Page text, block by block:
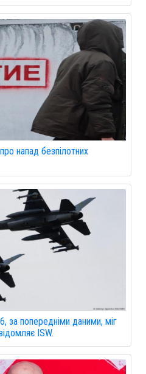
напад безпілотних
за попередніми даними, міг
ISW.